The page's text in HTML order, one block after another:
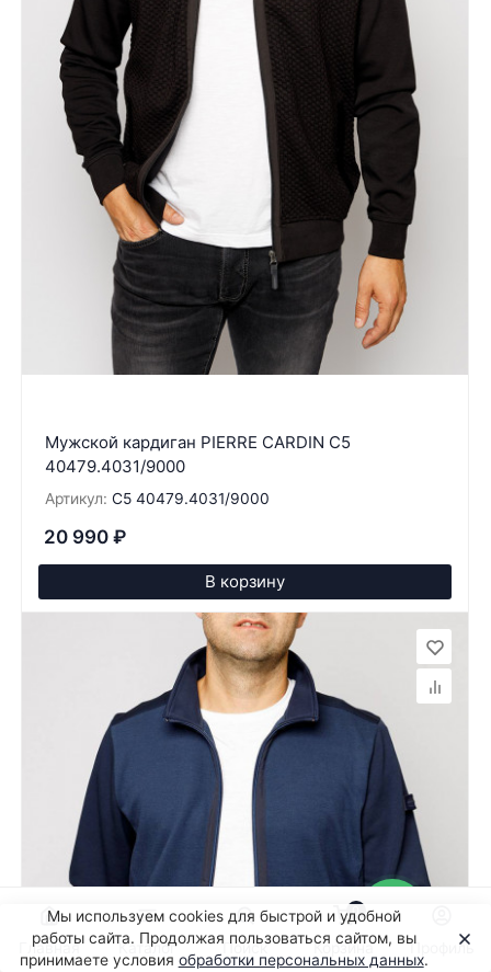
Мужской кардиган PIERRE CARDIN C5
40479.4031/9000
Артикул: C5 40479.4031/9000
20 990 ₽
В корзину
Мы используем cookies для быстрой и удобной
работы сайта. Продолжая пользоваться сайтом, вы
принимаете условия обработки персональных данных.
Главная Каталог Поиск
0
Корзина Профиль